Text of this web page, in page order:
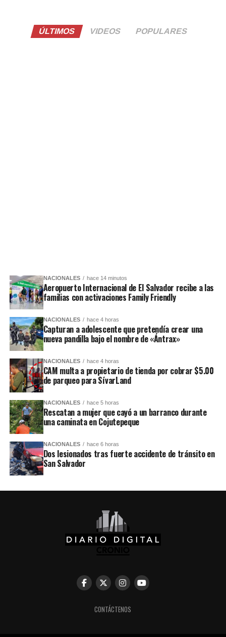
ÚLTIMOS VIDEOS POPULARES
NACIONALES hace 14 minutos
Aeropuerto Internacional de El Salvador recibe a las
familias con activaciones Family Friendly
NACIONALES hace 4 horas
Capturan a adolescente que pretendía crear una
nueva pandilla bajo el nombre de «Ántrax»
NACIONALES hace 4 horas
CAM multa a propietario de tienda por cobrar $5.00
de parqueo para SívarLand
NACIONALES hace 5 horas
Rescatan a mujer que cayó a un barranco durante
una caminata en Cojutepeque
NACIONALES hace 6 horas
Dos lesionados tras fuerte accidente de tránsito en
San Salvador
CONTÁCTENOS